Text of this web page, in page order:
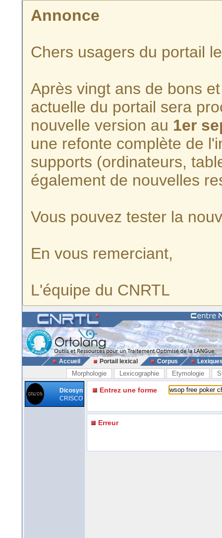
Annonce
Chers usagers du portail
Après vingt ans de bons
actuelle du portail sera
nouvelle version au 1er
une refonte complète de
supports (ordinateurs,
également de nouvelles
Vous pouvez tester la
En vous remerciant,
L'équipe du CNRTL
Accueil Portail lexical Corpus
Morphologie Lexicographie Etymologie
Dicosyn
CRISCO
Entrez une forme
Erreur